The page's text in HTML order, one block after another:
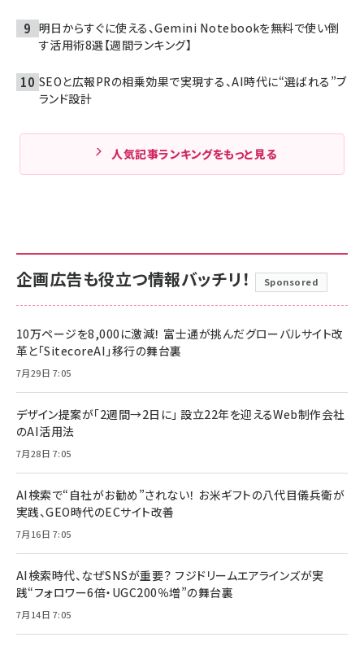
明日からすぐに使える、Gemini Notebookを無料で使い倒
す活用術8選【週間ランキング】
SEOと広報PRの相乗効果で実現する、AI時代に“選ばれる”ブ
ランド設計
人気記事ランキングをもっと見る
企画広告も役立つ情報バッチリ！ Sponsored
10万ページを8,000に激減！ 富士通が挑んだグローバルサイト改
革と「SitecoreAI」移行の舞台裏
7月29日 7:05
デザイン提案が「2週間→2日に」 設立22年を迎えるWeb制作会社
のAI活用法
7月28日 7:05
AI検索で“自社がお勧め”されない！ お米ギフトの八代目儀兵衛が
実践、GEO時代のECサイト改善
7月16日 7:05
AI検索時代、なぜSNSが重要？ フジドリームエアラインズが実
践“フォロワー6倍・UGC200％増”の舞台裏
7月14日 7:05